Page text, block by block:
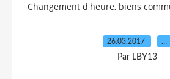
Changement d'heure, biens
26.03.2017 …
Par LBY13